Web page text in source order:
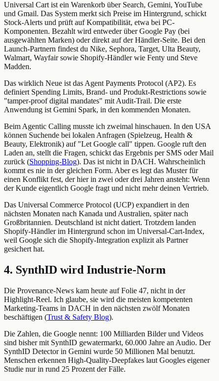
Universal Cart ist ein Warenkorb über Search, Gemini, YouTube
und Gmail. Das System merkt sich Preise im Hintergrund, schickt
Stock-Alerts und prüft auf Kompatibilität, etwa bei PC-
Komponenten. Bezahlt wird entweder über Google Pay (bei
ausgewählten Marken) oder direkt auf der Händler-Seite. Bei den
Launch-Partnern findest du Nike, Sephora, Target, Ulta Beauty,
Walmart, Wayfair sowie Shopify-Händler wie Fenty und Steve
Madden.
Das wirklich Neue ist das Agent Payments Protocol (AP2). Es
definiert Spending Limits, Brand- und Produkt-Restrictions sowie
"tamper-proof digital mandates" mit Audit-Trail. Die erste
Anwendung ist Gemini Spark, in den kommenden Monaten.
Beim Agentic Calling musste ich zweimal hinschauen. In den USA
können Suchende bei lokalen Anfragen (Spielzeug, Health &
Beauty, Elektronik) auf "Let Google call" tippen. Google ruft den
Laden an, stellt die Fragen, schickt das Ergebnis per SMS oder Mail
zurück (Shopping-Blog). Das ist nicht in DACH. Wahrscheinlich
kommt es nie in der gleichen Form. Aber es legt das Muster für
einen Konflikt fest, der hier in zwei oder drei Jahren ansteht: Wenn
der Kunde eigentlich Google fragt und nicht mehr deinen Vertrieb.
Das Universal Commerce Protocol (UCP) expandiert in den
nächsten Monaten nach Kanada und Australien, später nach
Großbritannien. Deutschland ist nicht datiert. Trotzdem landen
Shopify-Händler im Hintergrund schon im Universal-Cart-Index,
weil Google sich die Shopify-Integration explizit als Partner
gesichert hat.
4. SynthID wird Industrie-Norm
Die Provenance-News kam heute auf Folie 47, nicht in der
Highlight-Reel. Ich glaube, sie wird die meisten kompetenten
Marketing-Teams in DACH in den nächsten zwölf Monaten
beschäftigen (Trust & Safety Blog).
Die Zahlen, die Google nennt: 100 Milliarden Bilder und Videos
sind bisher mit SynthID gewatermarkt, 60.000 Jahre an Audio. Der
SynthID Detector in Gemini wurde 50 Millionen Mal benutzt.
Menschen erkennen High-Quality-Deepfakes laut Googles eigener
Studie nur in rund 25 Prozent der Fälle.